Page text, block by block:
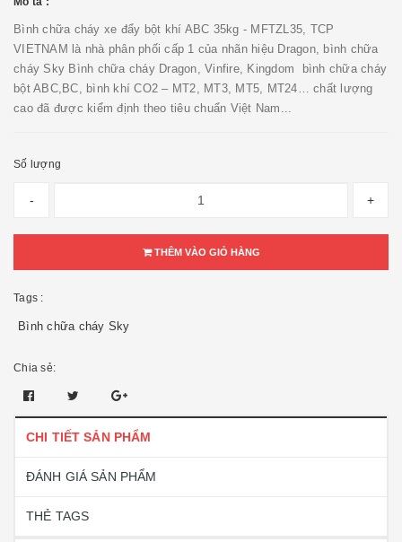
Bình chữa cháy xe đẩy bột khí ABC 35kg - MFTZL35, TCP
VIETNAM là nhà phân phối cấp 1 của nhãn hiệu Dragon, bình chữa
cháy Sky Bình chữa cháy Dragon, Vinfire, Kingdom bình chữa cháy
bột ABC,BC, bình khí CO2 – MT2, MT3, MT5, MT24… chất lượng
cao đã được kiểm định theo tiêu chuẩn Việt Nam...
Số lượng
- +
THÊM VÀO GIỎ HÀNG
Tags :
Bình chữa cháy Sky
Chia sẻ:
CHI TIẾT SẢN PHẨM
ĐÁNH GIÁ SẢN PHẨM
THẺ TAGS